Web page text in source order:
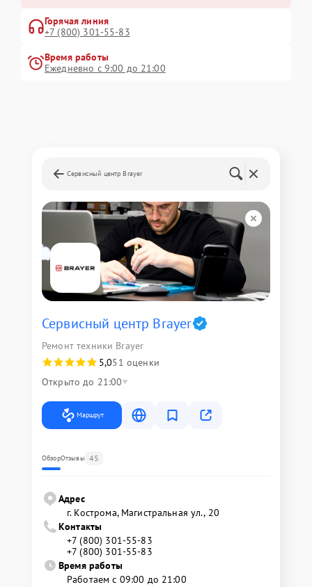
Горячая линия
+7 (800) 301-55-83
Время работы
Ежедневно с 9:00 до 21:00
Сервисный центр Brayer
Сервисный центр Brayer
Ремонт техники Brayer
5,051 оценки
Открыто до 21:00
Маршрут
ОбзорОтзывы 45
Адрес
г. Кострома, Магистральная ул., 20
Контакты
+7 (800) 301-55-83
+7 (800) 301-55-83
Время работы
Работаем с 09:00 до 21:00